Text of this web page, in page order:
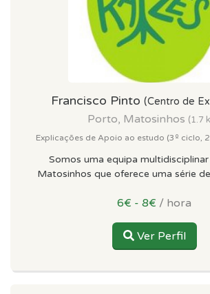
Francisco Pinto (Centro de
Porto, Matosinhos (1.7
Explicações de Apoio ao estudo (3º ciclo,
Somos uma equipa
Matosinhos que oferece uma série
6€ - 8€ / hora
Ver Perfil